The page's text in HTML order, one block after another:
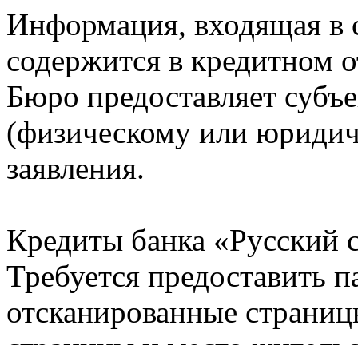
Информация, входящая в
содержится в кредитном
Бюро предоставляет
(физическому или
заявления.
Кредиты банка «Русский
Требуется предоставить
отсканированные